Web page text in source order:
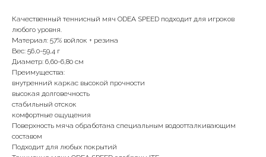
Качественный теннисный мяч ODEA SPEED подходит для игроков
любого уровня.
Материал: 57% войлок + резина
Вес: 56,0-59,4 г
Диаметр: 6,60-6,80 см
Преимущества:
внутренний каркас высокой прочности
высокая долговечность
стабильный отскок
комфортные ощущения
Поверхность мяча обработана специальным водоотталкивающим
составом
Подходит для любых покрытий